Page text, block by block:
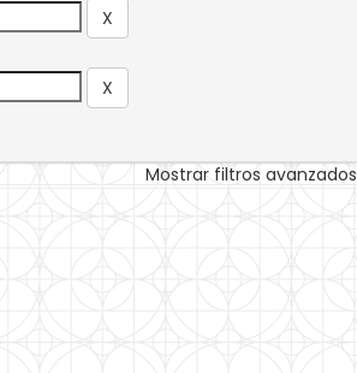
Mostrar filtros avanzados